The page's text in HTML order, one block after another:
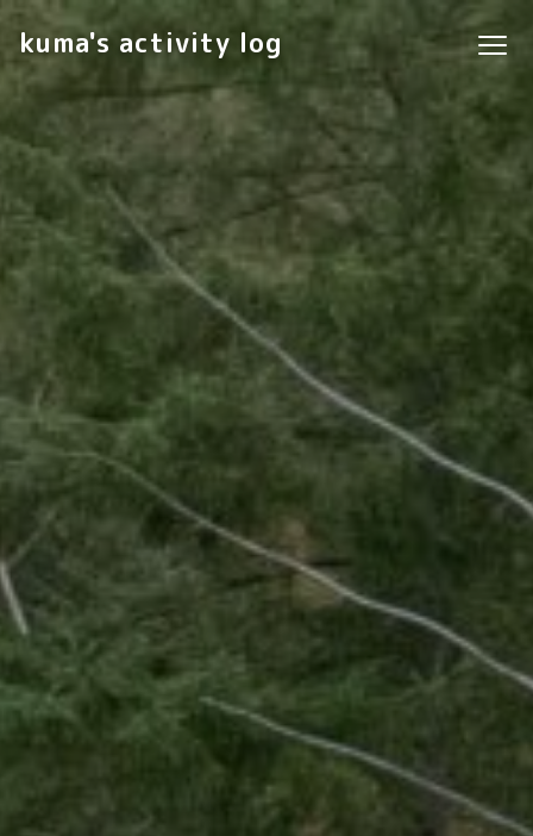
kuma's activity log